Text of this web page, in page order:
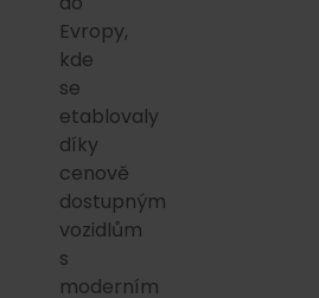
Evropy,
kde
se
etablovaly
díky
cenově
dostupným
vozidlům
s
moderním